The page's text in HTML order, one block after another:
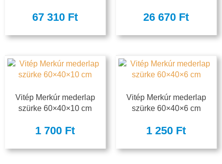
67 310 Ft 26 670 Ft
Vitép Merkúr mederlap
szürke 60×40×10 cm
1 700 Ft
Vitép Merkúr mederlap
szürke 60×40×6 cm
1 250 Ft